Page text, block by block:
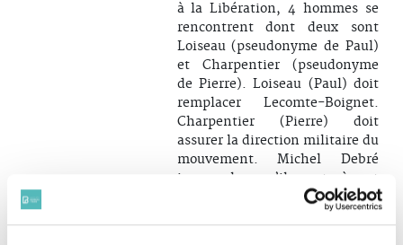
à la Libération, 4 hommes se
rencontrent dont deux sont
Loiseau (pseudonyme de Paul)
et Charpentier (pseudonyme
de Pierre). Loiseau (Paul) doit
remplacer Lecomte-Boignet.
Charpentier (Pierre) doit
assurer la direction militaire du
mouvement. Michel Debré
ignore alors qu’ils sont père et
fils et ne l’apprendra que bien